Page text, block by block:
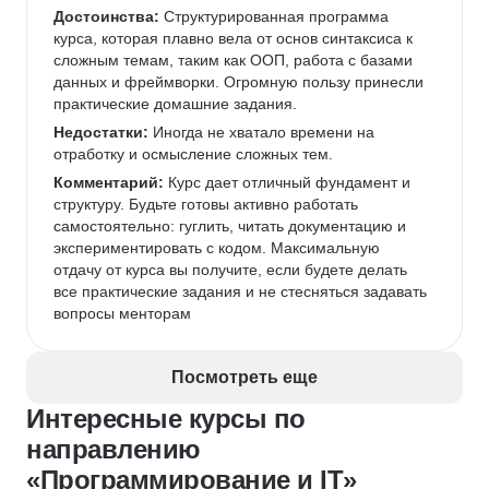
Достоинства: Структурированная программа
курса, которая плавно вела от основ синтаксиса к
сложным темам, таким как ООП, работа с базами
данных и фреймворки. Огромную пользу принесли
практические домашние задания.
Недостатки: Иногда не хватало времени на
отработку и осмысление сложных тем.
Комментарий: Курс дает отличный фундамент и
структуру. Будьте готовы активно работать
самостоятельно: гуглить, читать документацию и
экспериментировать с кодом. Максимальную
отдачу от курса вы получите, если будете делать
все практические задания и не стесняться задавать
вопросы менторам
Посмотреть еще
Интересные курсы по
направлению
«Программирование и IT»